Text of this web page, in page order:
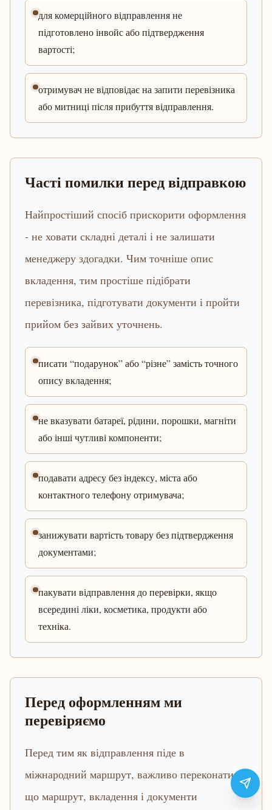
для комерційного відправлення не
підготовлено інвойс або підтвердження
вартості;
отримувач не відповідає на запити перевізника
або митниці після прибуття відправлення.
Часті помилки перед відправкою
Найпростіший спосіб прискорити оформлення
- не ховати складні деталі і не залишати
менеджеру здогадки. Чим точніше опис
вкладення, тим простіше підібрати
перевізника, підготувати документи і пройти
прийом без зайвих уточнень.
писати “подарунок” або “різне” замість точного
опису вкладення;
не вказувати батареї, рідини, порошки, магніти
або інші чутливі компоненти;
подавати адресу без індексу, міста або
контактного телефону отримувача;
занижувати вартість товару без підтвердження
документами;
пакувати відправлення до перевірки, якщо
всередині ліки, косметика, продукти або
техніка.
Перед оформленням ми
перевіряємо
Перед тим як відправлення піде в
міжнародний маршрут, важливо переконатися,
що маршрут, вкладення і документи